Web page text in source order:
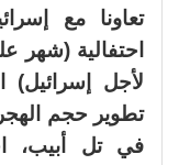
تعاونا مع
احتفالية (شهر
لأجل إسرائيل)
تطوير حجم
في تل أبيب،